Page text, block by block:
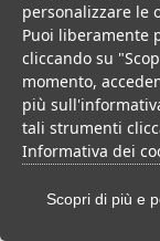
Hotel a due passi
per una vacanza di
Villaggio Hotel
personalizzare le
Puoi liberamente
cliccando su
momento,
più
tali strumenti
Informativa dei
Scopri di più e